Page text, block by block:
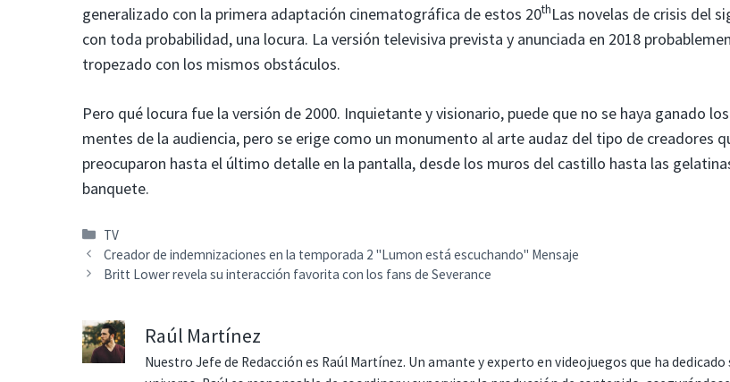
generalizado con la primera adaptación cinematográfica de estos 20thLas novelas de crisis del
con toda probabilidad, una locura. La versión televisiva prevista y anunciada en 2018
tropezado con los mismos obstáculos.
Pero qué locura fue la versión de 2000. Inquietante y visionario, puede que no se haya ganado
mentes de la audiencia, pero se erige como un monumento al arte audaz del tipo de creadores
preocuparon hasta el último detalle en la pantalla, desde los muros del castillo hasta las
banquete.
Categorías
TV
Creador de indemnizaciones en la temporada 2 "Lumon está escuchando" Mensaje
Britt Lower revela su interacción favorita con los fans de Severance
Raúl Martínez
Nuestro Jefe de Redacción es Raúl Martínez. Un amante y experto en videojuegos que ha dedicado